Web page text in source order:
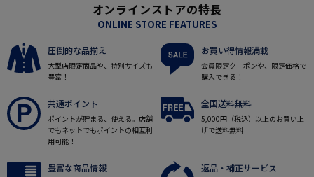
オンラインストアの特長
ONLINE STORE FEATURES
圧倒的な品揃え
大型店限定商品や、特別サイズも
豊富！
お買い得情報満載
会員限定クーポンや、限定価格で
購入できる！
共通ポイント
ポイントが貯まる、使える。店舗
でもネットでもポイントの相互利
用可能！
全国送料無料
5,000円（税込）以上のお買い上
げで送料無料
豊富な商品情報 返品・補正サービス